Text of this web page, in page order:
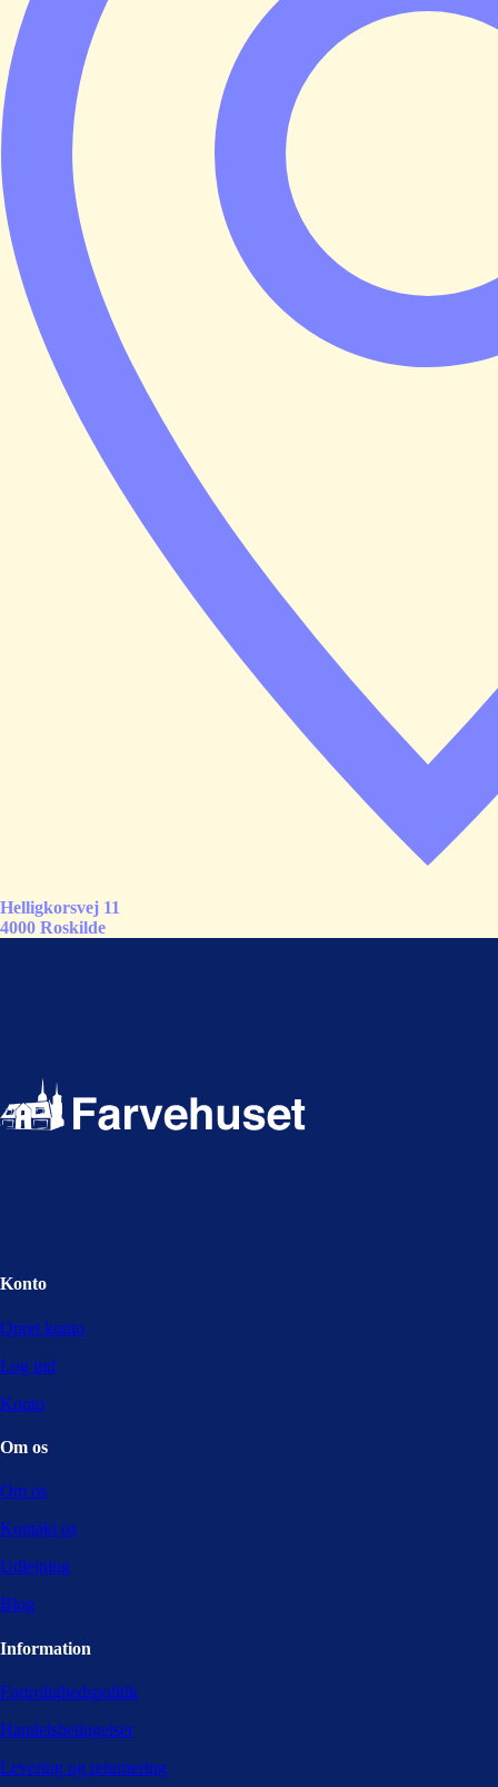
Helligkorsvej 11
4000 Roskilde
Konto
Opret konto
Log ind
Konto
Om os
Om os
Kontakt os
Udlejning
Blog
Information
Fortrolighedspolitik
Handelsbetingelser
Levering og returnering